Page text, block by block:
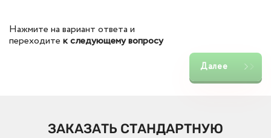
Нажмите на вариант ответа и
переходите к следующему вопросу
Далее
ЗАКАЗАТЬ СТАНДАРТНУЮ